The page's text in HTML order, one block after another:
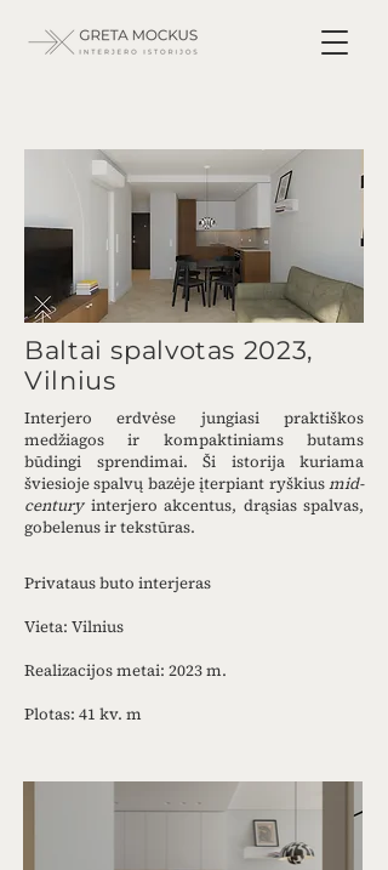
Baltai spalvotas 2023,
Vilnius
Interjero erdvėse jungiasi praktiškos
medžiagos ir kompaktiniams butams
būdingi sprendimai. Ši istorija kuriama
šviesioje spalvų bazėje įterpiant ryškiusmid-
centuryinterjero akcentus, drąsias spalvas,
gobelenus ir tekstūras.
Privataus buto interjeras
Vieta: Vilnius
Realizacijos metai: 2023 m.
Plotas: 41 kv. m